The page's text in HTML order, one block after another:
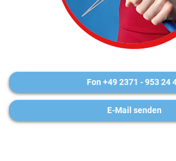
Fon +49 2371 - 953 24
E-Mail senden